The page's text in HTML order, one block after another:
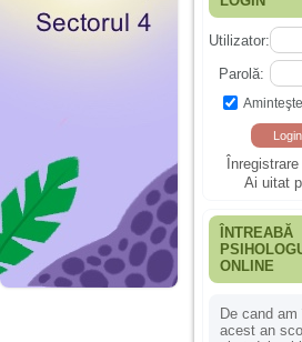
Utilizator:
Parolă:
Ai uitat
ÎNTREABĂ
ONLINE
De cand
acest an